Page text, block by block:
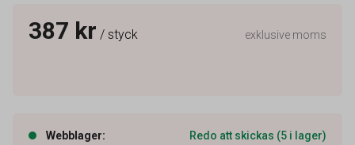
387 kr / styck exklusive moms
Webblager: Redo att skickas (5 i lager)